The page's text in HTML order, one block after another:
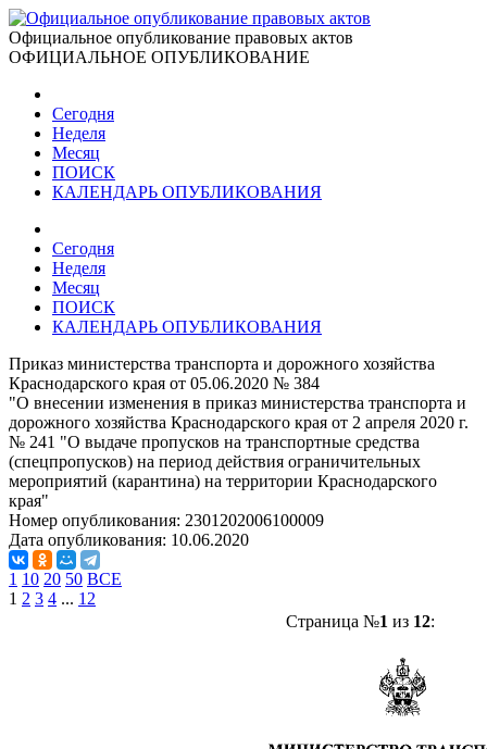
Официальное опубликование правовых актов
ОФИЦИАЛЬНОЕ ОПУБЛИКОВАНИЕ
Сегодня
Неделя
Месяц
ПОИСК
КАЛЕНДАРЬ ОПУБЛИКОВАНИЯ
Сегодня
Неделя
Месяц
ПОИСК
КАЛЕНДАРЬ ОПУБЛИКОВАНИЯ
Приказ министерства транспорта и дорожного хозяйства
Краснодарского края от 05.06.2020 № 384
"О внесении изменения в приказ министерства транспорта и
дорожного хозяйства Краснодарского края от 2 апреля 2020 г.
№ 241 "О выдаче пропусков на транспортные средства
(спецпропусков) на период действия ограничительных
мероприятий (карантина) на территории Краснодарского
края"
Номер опубликования: 2301202006100009
Дата опубликования: 10.06.2020
1 10 20 50 ВСЕ
1 2 3 4 ... 12
Страница №1 из 12: